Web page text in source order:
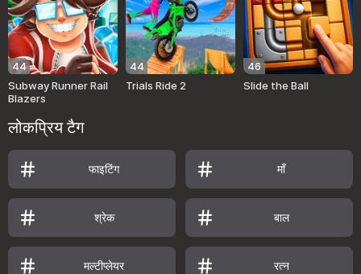
44
Subway Runner Rail
Blazers
44
Trials Ride 2
46
Slide the Ball
लोकप्रिय टैग
फाइटिंग माँ
श्रेक बाल
मल्टीप्लेयर रत्न